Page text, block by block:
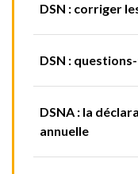
DSN : corriger
DSN :
DSNA : la
annuelle